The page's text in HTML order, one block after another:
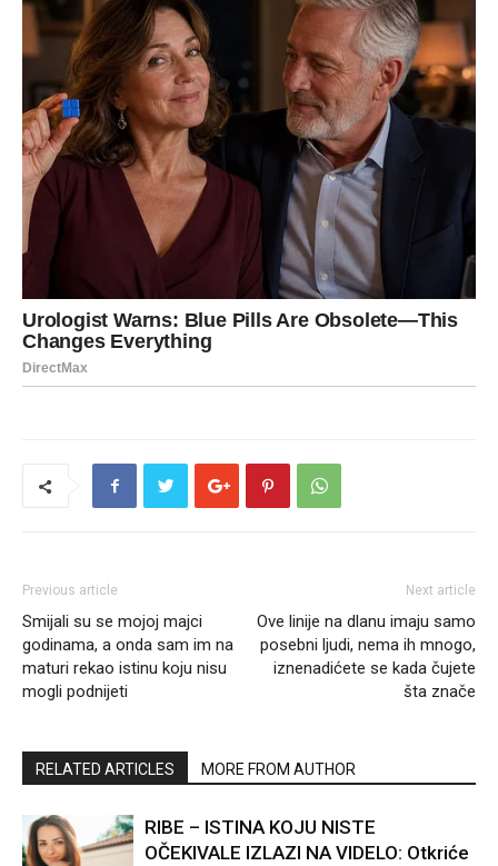
Previous article
Smijali su se mojoj majci
godinama, a onda sam im na
maturi rekao istinu koju nisu
mogli podnijeti
Next article
Ove linije na dlanu imaju samo
posebni ljudi, nema ih mnogo,
iznenadićete se kada čujete
šta znače
RELATED ARTICLES MORE FROM AUTHOR
RIBE – ISTINA KOJU NISTE
OČEKIVALE IZLAZI NA VIDELO: Otkriće